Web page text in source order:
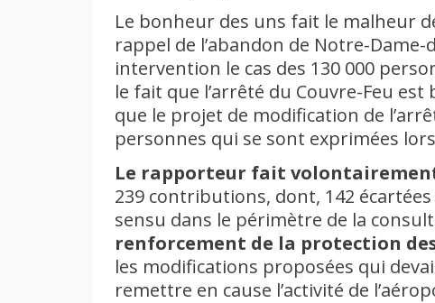
Le bonheur des uns fait le malheur
rappel de l’abandon de Notre-
intervention le cas des 130 000
le fait que l’arrêté du Couvre-Feu est
que le projet de modification de
personnes qui se sont exprimées
Le rapporteur fait
239 contributions, dont, 142
sensu dans le périmètre de la
renforcement de la protection
les modifications proposées qui
remettre en cause l’activité de